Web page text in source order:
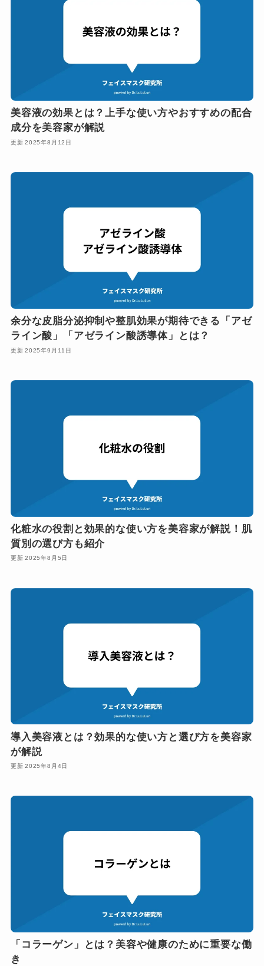
美容液の効果とは？上手な使い方やおすすめの配合
成分を美容家が解説
2025年8月12日
余分な皮脂分泌抑制や整肌効果が期待できる「アゼ
ライン酸」「アゼライン酸誘導体」とは？
2025年9月11日
化粧水の役割と効果的な使い方を美容家が解説！肌
質別の選び方も紹介
2025年8月5日
導入美容液とは？効果的な使い方と選び方を美容家
が解説
2025年8月4日
「コラーゲン」とは？美容や健康のために重要な働
き